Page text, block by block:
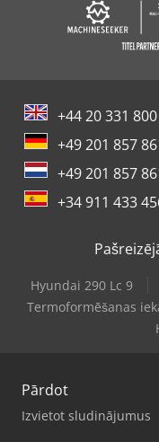
+44 20 331
+49 201 857
+49 201 857
+34 911 433
Hyundai 290 Lc 9
Termoformēšanas
Pārdot
Izvietot sludinājumus